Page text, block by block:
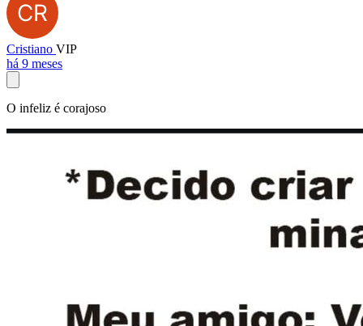
Cristiano VIP
há 9 meses
O infeliz é corajoso